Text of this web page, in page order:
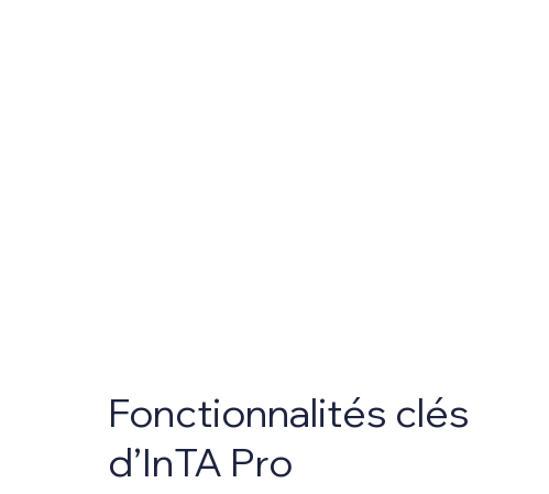
Fonctionnalités clés
d’InTA Pro